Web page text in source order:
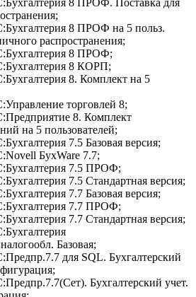
8 ПРОФ на 5 польз.
распространения;
8 ПРОФ;
8 КОРП;
8. Комплект на 5
торговлей 8;
8. Комплект
на 5 пользователей;
7.5 Базовая версия;
БухWare 7.7;
7.5 ПРОФ;
7.5 Стандартная версия;
7.7 Базовая версия;
7.7 ПРОФ;
7.7 Стандартная версия;
Базовая;
для SQL. Бухгалтерский
Бухгалтерский учет.